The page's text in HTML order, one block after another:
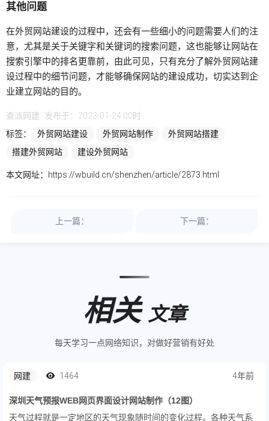
其他问题
在外贸网站建设的过程中，还会有一些细小的问题需要人们的注
意，尤其是关于关键字和关键词的搜索问题，这也能够让网站在
搜索引擎中的排名更靠前，由此可见，只有充分了解外贸网站建
设过程中的细节问题，才能够确保网站的建设成功，切实达到企
业建立网站的目的。
查派网建
发布于：2023-01-24 00时
标签：
外贸网站建设 外贸网站制作
外贸网站搭建
搭建外贸网站
建设外贸网站
本文网址： https://wbuild.cn/shenzhen/article/2873.html
上一篇： 下一篇：
相关 文章
每天学习一点网络知识，对做好营销有好处
网建 1464 4年前
深圳天气预报WEB网页界面设计网站制作（12图）
天气过程就是一定地区的天气现象随时间的变化过程。各种天气系